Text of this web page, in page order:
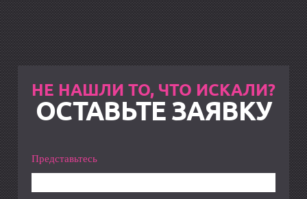
НЕ НАШЛИ ТО, ЧТО ИСКАЛИ?
ОСТАВЬТЕ ЗАЯВКУ
Представьтесь